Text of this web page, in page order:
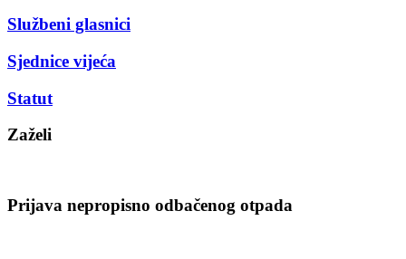
Službeni glasnici
Sjednice vijeća
Statut
Zaželi
Prijava nepropisno odbačenog otpada